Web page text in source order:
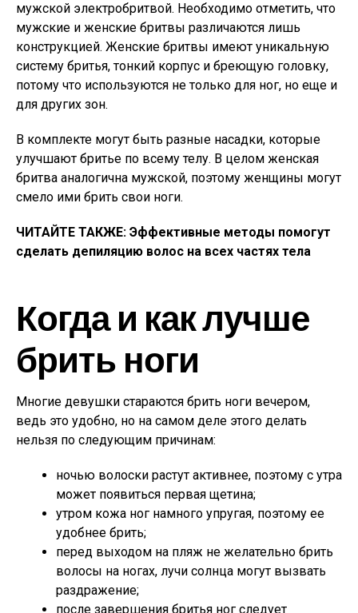
мужской электробритвой. Необходимо отметить, что
мужские и женские бритвы различаются лишь
конструкцией. Женские бритвы имеют уникальную
систему бритья, тонкий корпус и бреющую головку,
потому что используются не только для ног, но еще и
для других зон.
В комплекте могут быть разные насадки, которые
улучшают бритье по всему телу. В целом женская
бритва аналогична мужской, поэтому женщины могут
смело ими брить свои ноги.
ЧИТАЙТЕ ТАКЖЕ: Эффективные методы помогут
сделать депиляцию волос на всех частях тела
Когда и как лучше
брить ноги
Многие девушки стараются брить ноги вечером,
ведь это удобно, но на самом деле этого делать
нельзя по следующим причинам:
ночью волоски растут активнее, поэтому с утра
может появиться первая щетина;
утром кожа ног намного упругая, поэтому ее
удобнее брить;
перед выходом на пляж не желательно брить
волосы на ногах, лучи солнца могут вызвать
раздражение;
после завершения бритья ног следует